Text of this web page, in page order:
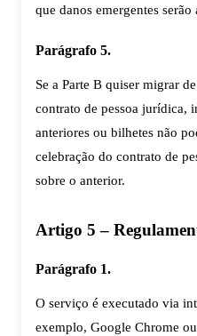
que danos emergentes serão
Parágrafo 5.
Se a Parte B quiser migrar
contrato de pessoa jurídica,
anteriores ou bilhetes não
celebração do contrato de
sobre o anterior.
Artigo 5 –
Parágrafo 1.
O serviço é executado via
exemplo, Google Chrome